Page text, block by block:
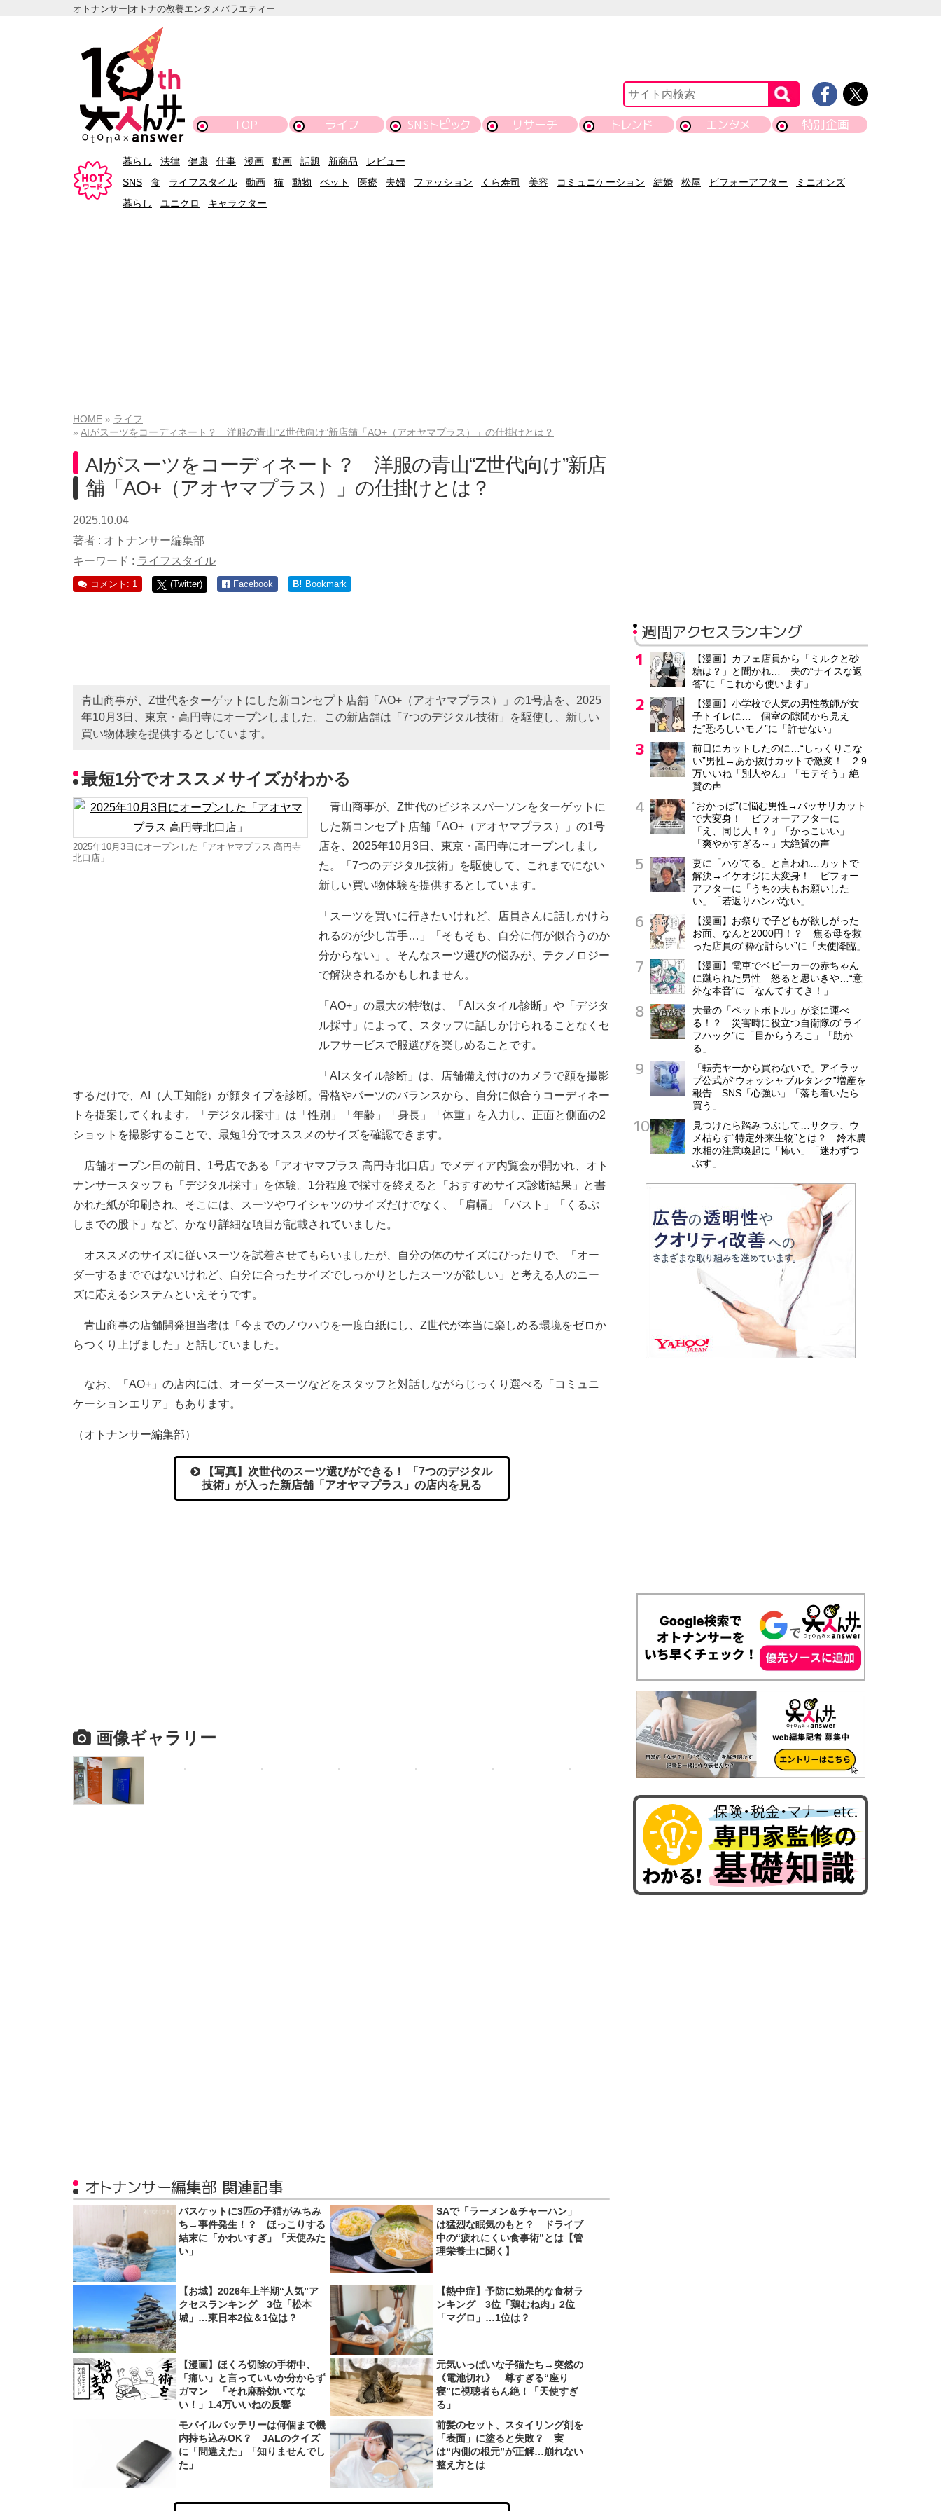
オトナンサー|オトナの教養エンタメバラエティー
TOP ライフ SNSトピック リサーチ トレンド エンタメ 特別企画
暮らし 法律 健康 仕事 漫画 動画 話題 新商品
レビュー
SNS
食 ライフスタイル 動画 猫 動物 ペット 医療 夫婦 ファッション くら寿司 美容 コミュニケーション 結婚 松屋 ビフォーアフター
ミニオンズ
暮らし
ユニクロ キャラクター
HOME
ライフ
AIがスーツをコーディネート？ 洋服の青山“Z世代向け”新店舗「AO+（アオヤマプラス）」の仕掛けとは？
AIがスーツをコーディネート？ 洋服の青山“Z世代向け”新店
舗「AO+（アオヤマプラス）」の仕掛けとは？
2025.10.04
著者 : オトナンサー編集部
キーワード : ライフスタイル
コメント: 1 (Twitter) Facebook B! Bookmark
青山商事が、Z世代をターゲットにした新コンセプト店舗「AO+（アオヤマプラス）」の1号店を、2025
年10月3日、東京・高円寺にオープンしました。この新店舗は「7つのデジタル技術」を駆使し、新しい
買い物体験を提供するとしています。
最短1分でオススメサイズがわかる
2025年10月3日にオープンした「アオヤマプラス 高円寺
北口店」
青山商事が、Z世代のビジネスパーソンをターゲットに
した新コンセプト店舗「AO+（アオヤマプラス）」の1号
店を、2025年10月3日、東京・高円寺にオープンしまし
た。「7つのデジタル技術」を駆使して、これまでにない
新しい買い物体験を提供するとしています。
「スーツを買いに行きたいけれど、店員さんに話しかけら
れるのが少し苦手…」「そもそも、自分に何が似合うのか
分からない」。そんなスーツ選びの悩みが、テクノロジー
で解決されるかもしれません。
「AO+」の最大の特徴は、「AIスタイル診断」や「デジタ
ル採寸」によって、スタッフに話しかけられることなくセ
ルフサービスで服選びを楽しめることです。
「AIスタイル診断」は、店舗備え付けのカメラで顔を撮影
するだけで、AI（人工知能）が顔タイプを診断。骨格やパーツのバランスから、自分に似合うコーディネー
トを提案してくれます。「デジタル採寸」は「性別」「年齢」「身長」「体重」を入力し、正面と側面の2
ショットを撮影することで、最短1分でオススメのサイズを確認できます。
店舗オープン日の前日、1号店である「アオヤマプラス 高円寺北口店」でメディア内覧会が開かれ、オト
ナンサースタッフも「デジタル採寸」を体験。1分程度で採寸を終えると「おすすめサイズ診断結果」と書
かれた紙が印刷され、そこには、スーツやワイシャツのサイズだけでなく、「肩幅」「バスト」「くるぶ
しまでの股下」など、かなり詳細な項目が記載されていました。
オススメのサイズに従いスーツを試着させてもらいましたが、自分の体のサイズにぴったりで、「オー
ダーするまでではないけれど、自分に合ったサイズでしっかりとしたスーツが欲しい」と考える人のニー
ズに応えるシステムといえそうです。
青山商事の店舗開発担当者は「今までのノウハウを一度白紙にし、Z世代が本当に楽しめる環境をゼロか
らつくり上げました」と話していました。
なお、「AO+」の店内には、オーダースーツなどをスタッフと対話しながらじっくり選べる「コミュニ
ケーションエリア」もあります。
（オトナンサー編集部）
【写真】次世代のスーツ選びができる！ 「7つのデジタル
技術」が入った新店舗「アオヤマプラス」の店内を見る
画像ギャラリー
オトナンサー編集部 関連記事
バスケットに3匹の子猫がみちみ
ち→事件発生！？ ほっこりする
結末に「かわいすぎ」「天使みた
い」
SAで「ラーメン＆チャーハン」
は猛烈な眠気のもと？ ドライブ
中の“疲れにくい食事術”とは【管
理栄養士に聞く】
【お城】2026年上半期“人気”ア
クセスランキング 3位「松本
城」…東日本2位＆1位は？
【熱中症】予防に効果的な食材ラ
ンキング 3位「鶏むね肉」2位
「マグロ」…1位は？
【漫画】ほくろ切除の手術中、
「痛い」と言っていいか分からず
ガマン 「それ麻酔効いてな
い！」1.4万いいねの反響
元気いっぱいな子猫たち→突然の
《電池切れ》 尊すぎる“座り
寝”に視聴者もん絶！「天使すぎ
る」
モバイルバッテリーは何個まで機
内持ち込みOK？ JALのクイズ
に「間違えた」「知りませんでし
た」
前髪のセット、スタイリング剤を
「表面」に塗ると失敗？ 実
は“内側の根元”が正解…崩れない
整え方とは
週間アクセスランキング
【漫画】カフェ店員から「ミルクと砂
糖は？」と聞かれ… 夫の“ナイスな返
答”に「これから使います」
【漫画】小学校で人気の男性教師が女
子トイレに… 個室の隙間から見え
た“恐ろしいモノ”に「許せない」
前日にカットしたのに…“しっくりこな
い”男性→あか抜けカットで激変！ 2.9
万いいね「別人やん」「モテそう」絶
賛の声
“おかっぱ”に悩む男性→バッサリカット
で大変身！ ビフォーアフターに
「え、同じ人！？」「かっこいい」
「爽やかすぎる～」大絶賛の声
妻に「ハゲてる」と言われ…カットで
解決→イケオジに大変身！ ビフォー
アフターに「うちの夫もお願いした
い」「若返りハンパない」
【漫画】お祭りで子どもが欲しがった
お面、なんと2000円！？ 焦る母を救
った店員の“粋な計らい”に「天使降臨」
【漫画】電車でベビーカーの赤ちゃん
に蹴られた男性 怒ると思いきや…“意
外な本音”に「なんてすてき！」
大量の「ペットボトル」が楽に運べ
る！？ 災害時に役立つ自衛隊の“ライ
フハック”に「目からうろこ」「助か
る」
「転売ヤーから買わないで」アイラッ
プ公式が“ウォッシャブルタンク”増産を
報告 SNS「心強い」「落ち着いたら
買う」
見つけたら踏みつぶして…サクラ、ウ
メ枯らす“特定外来生物”とは？ 鈴木農
水相の注意喚起に「怖い」「迷わずつ
ぶす」